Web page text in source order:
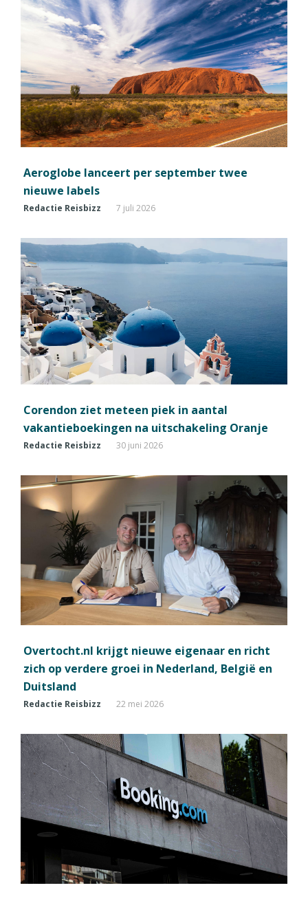
Aeroglobe lanceert per september twee
nieuwe labels
Redactie Reisbizz 7 juli 2026
Corendon ziet meteen piek in aantal
vakantieboekingen na uitschakeling Oranje
Redactie Reisbizz 30 juni 2026
Overtocht.nl krijgt nieuwe eigenaar en richt
zich op verdere groei in Nederland, België en
Duitsland
Redactie Reisbizz 22 mei 2026